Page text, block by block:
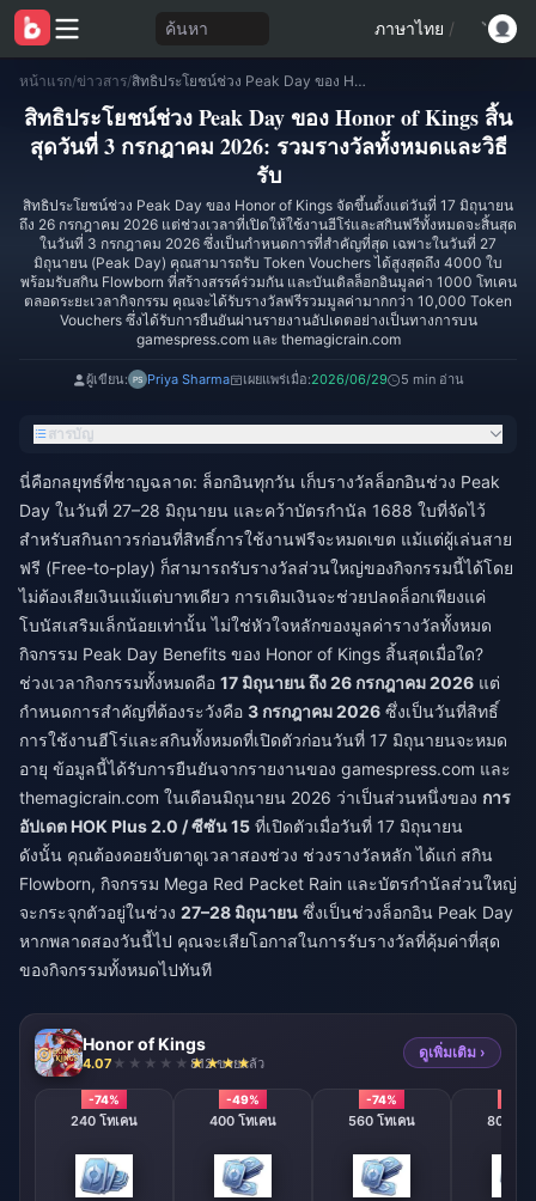
ค้นหา ภาษาไทย /
หน้าแรก/ข่าวสาร/ สิทธิประโยชน์ช่วง Peak Day ของ Honor of Kings สิ้นสุดวันที่ 3 กรกฎาคม 2026: รวมรางวัลทั้งหมดและวิธีรับ
สิทธิประโยชน์ช่วง Peak Day ของ Honor of Kings สิ้น
สุดวันที่ 3 กรกฎาคม 2026: รวมรางวัลทั้งหมดและวิธี
รับ
สิทธิประโยชน์ช่วง Peak Day ของ Honor of Kings จัดขึ้นตั้งแต่วันที่ 17 มิถุนายน
ถึง 26 กรกฎาคม 2026 แต่ช่วงเวลาที่เปิดให้ใช้งานฮีโร่และสกินฟรีทั้งหมดจะสิ้นสุด
ในวันที่ 3 กรกฎาคม 2026 ซึ่งเป็นกำหนดการที่สำคัญที่สุด เฉพาะในวันที่ 27
มิถุนายน (Peak Day) คุณสามารถรับ Token Vouchers ได้สูงสุดถึง 4000 ใบ
พร้อมรับสกิน Flowborn ที่สร้างสรรค์ร่วมกัน และบันเดิลล็อกอินมูลค่า 1000 โทเคน
ตลอดระยะเวลากิจกรรม คุณจะได้รับรางวัลฟรีรวมมูลค่ามากกว่า 10,000 Token
Vouchers ซึ่งได้รับการยืนยันผ่านรายงานอัปเดตอย่างเป็นทางการบน
gamespress.com และ themagicrain.com
ผู้เขียน: Priya Sharma เผยแพร่เมื่อ:2026/06/29 5 min อ่าน
สารบัญ
นี่คือกลยุทธ์ที่ชาญฉลาด: ล็อกอินทุกวัน เก็บรางวัลล็อกอินช่วง Peak
Day ในวันที่ 27–28 มิถุนายน และคว้าบัตรกำนัล 1688 ใบที่จัดไว้
สำหรับสกินถาวรก่อนที่สิทธิ์การใช้งานฟรีจะหมดเขต แม้แต่ผู้เล่นสาย
ฟรี (Free-to-play) ก็สามารถรับรางวัลส่วนใหญ่ของกิจกรรมนี้ได้โดย
ไม่ต้องเสียเงินแม้แต่บาทเดียว การเติมเงินจะช่วยปลดล็อกเพียงแค่
โบนัสเสริมเล็กน้อยเท่านั้น ไม่ใช่หัวใจหลักของมูลค่ารางวัลทั้งหมด
กิจกรรม Peak Day Benefits ของ Honor of Kings สิ้นสุดเมื่อใด?
ช่วงเวลากิจกรรมทั้งหมดคือ 17 มิถุนายน ถึง 26 กรกฎาคม 2026 แต่
กำหนดการสำคัญที่ต้องระวังคือ 3 กรกฎาคม 2026 ซึ่งเป็นวันที่สิทธิ์
การใช้งานฮีโร่และสกินทั้งหมดที่เปิดตัวก่อนวันที่ 17 มิถุนายนจะหมด
อายุ ข้อมูลนี้ได้รับการยืนยันจากรายงานของ gamespress.com และ
themagicrain.com ในเดือนมิถุนายน 2026 ว่าเป็นส่วนหนึ่งของ การ
อัปเดต HOK Plus 2.0 / ซีซัน 15 ที่เปิดตัวเมื่อวันที่ 17 มิถุนายน
ดังนั้น คุณต้องคอยจับตาดูเวลาสองช่วง ช่วงรางวัลหลัก ได้แก่ สกิน
Flowborn, กิจกรรม Mega Red Packet Rain และบัตรกำนัลส่วนใหญ่
จะกระจุกตัวอยู่ในช่วง 27–28 มิถุนายน ซึ่งเป็นช่วงล็อกอิน Peak Day
หากพลาดสองวันนี้ไป คุณจะเสียโอกาสในการรับรางวัลที่คุ้มค่าที่สุด
ของกิจกรรมทั้งหมดไปทันที
Honor of Kings
4.07 812 ขายแล้ว
ดูเพิ่มเติม ›
-74%
240 โทเคน
-49%
400 โทเคน
-74%
560 โทเคน 800 โท